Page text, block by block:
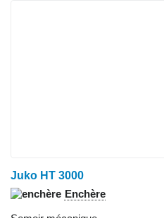
Juko HT 3000
Enchère